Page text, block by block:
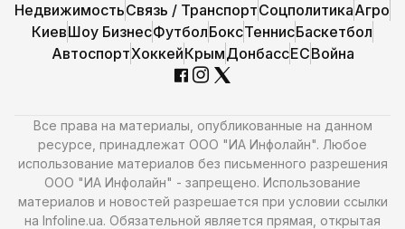
НедвижимостьСвязь / ТранспортСоцполитикаАгро
КиевШоу БизнесФутболБоксТеннисБаскетбол
АвтоспортХоккейКрымДонбассЕСВойна
Все права на материалы, опубликованные на данном
ресурсе, принадлежат ООО "ИА Инфолайн". Любое
использование материалов без письменного разрешения
ООО "ИА Инфолайн" - запрещено. Использование
материалов и новостей разрешается при условии ссылки
на Infoline.ua. Обязательной является прямая, открытая